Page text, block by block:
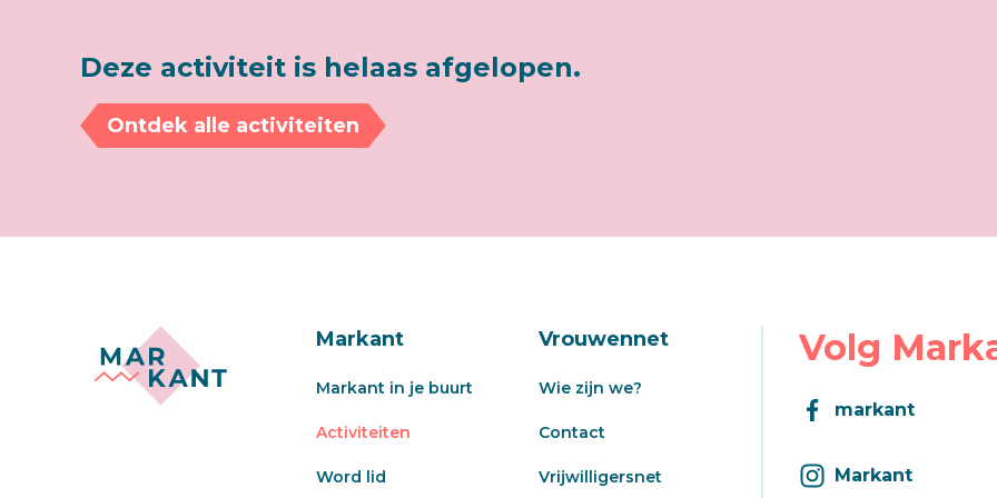
Deze activiteit is helaas afgelopen.
Ontdek alle activiteiten
Markant
Markant in je buurt
Activiteiten
Word lid
Vrouwennet
Wie zijn we?
Contact
Vrijwilligersnet
Volg
markant
Markant